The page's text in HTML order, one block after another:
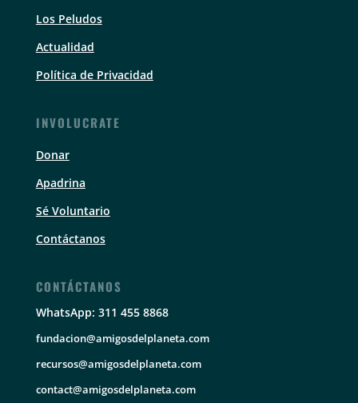
Los Peludos
Actualidad
Política de Privacidad
INVOLUCRATE
Donar
Apadrina
Sé Voluntario
Contáctanos
CONTÁCTANOS
WhatsApp: 311 455 8868
fundacion@amigosdelplaneta.com
recursos@amigosdelplaneta.com
contact@amigosdelplaneta.com